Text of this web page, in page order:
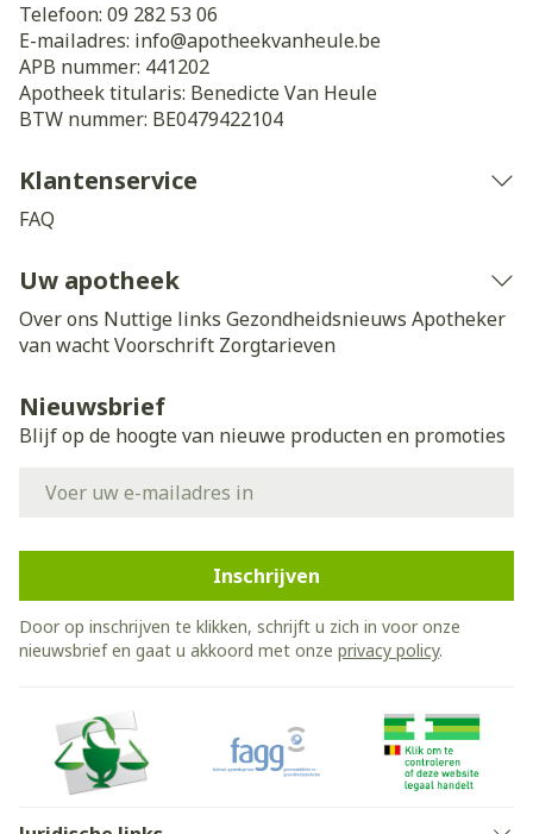
Telefoon: 09 282 53 06
E-mailadres: info@apotheekvanheule.be
APB nummer: 441202
Apotheek titularis: Benedicte Van Heule
BTW nummer: BE0479422104
Klantenservice
FAQ
Uw apotheek
Over ons Nuttige links Gezondheidsnieuws Apotheker
van wachtVoorschrift Zorgtarieven
Nieuwsbrief
Blijf op de hoogte van nieuwe producten en promoties
Inschrijven
Door op inschrijven te klikken, schrijft u zich in voor onze
nieuwsbrief en gaat u akkoord met onze privacy policy.